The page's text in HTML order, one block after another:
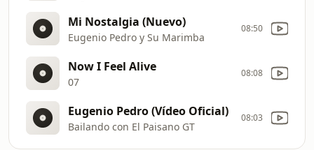
Mi Nostalgia (Nuevo)
Eugenio Pedro y Su Marimba
08:50
Now I Feel Alive
07
08:08
Eugenio Pedro (Vídeo Oficial)
Bailando con El Paisano GT
08:03